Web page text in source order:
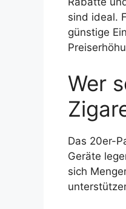
sind ideal.
günstige
Wer
Das 20er-
Geräte
sich